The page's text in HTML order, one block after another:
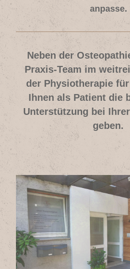
anpasse.
Neben der
Praxis-Team im
der Physiotherapie
Ihnen als Patient die
Unterstützung bei
geben.